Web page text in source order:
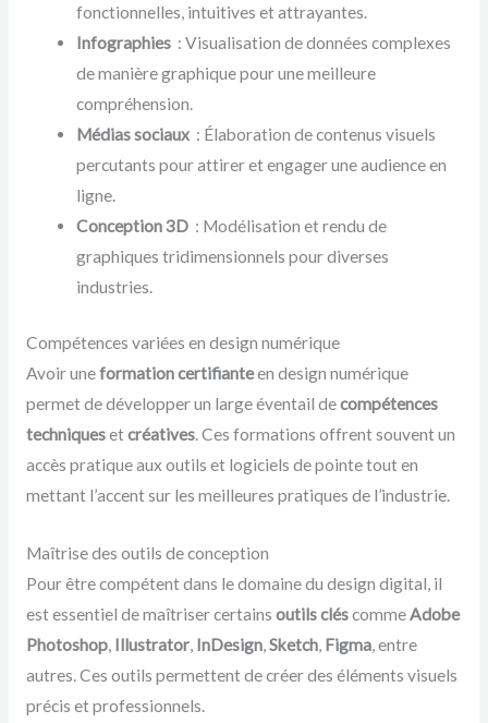
fonctionnelles, intuitives et attrayantes.
Infographies : Visualisation de données complexes
de manière graphique pour une meilleure
compréhension.
Médias sociaux : Élaboration de contenus visuels
percutants pour attirer et engager une audience en
ligne.
Conception 3D : Modélisation et rendu de
graphiques tridimensionnels pour diverses
industries.
Compétences variées en design numérique
Avoir uneformation certifianteen design numérique
permet de développer un large éventail decompétences
techniquesetcréatives. Ces formations offrent souvent un
accès pratique aux outils et logiciels de pointe tout en
mettant l’accent sur les meilleures pratiques de l’industrie.
Maîtrise des outils de conception
Pour être compétent dans le domaine du design digital, il
est essentiel de maîtriser certains outils cléscommeAdobe
Photoshop, Illustrator, InDesign,Sketch, Figma, entre
autres. Ces outils permettent de créer des éléments visuels
précis et professionnels.